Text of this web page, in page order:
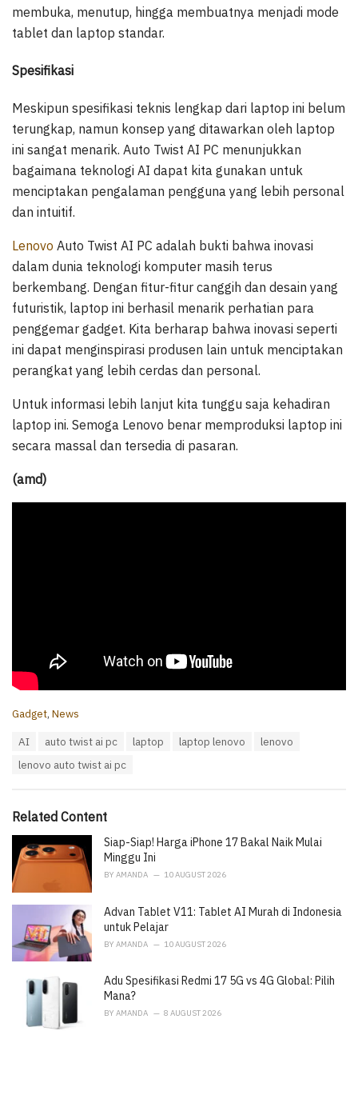
membuka, menutup, hingga membuatnya menjadi mode
tablet dan laptop standar.
Spesifikasi
Meskipun spesifikasi teknis lengkap dari laptop ini belum
terungkap, namun konsep yang ditawarkan oleh laptop
ini sangat menarik. Auto Twist AI PC menunjukkan
bagaimana teknologi AI dapat kita gunakan untuk
menciptakan pengalaman pengguna yang lebih personal
dan intuitif.
Lenovo Auto Twist AI PC adalah bukti bahwa inovasi
dalam dunia teknologi komputer masih terus
berkembang. Dengan fitur-fitur canggih dan desain yang
futuristik, laptop ini berhasil menarik perhatian para
penggemar gadget. Kita berharap bahwa inovasi seperti
ini dapat menginspirasi produsen lain untuk menciptakan
perangkat yang lebih cerdas dan personal.
Untuk informasi lebih lanjut kita tunggu saja kehadiran
laptop ini. Semoga Lenovo benar memproduksi laptop ini
secara massal dan tersedia di pasaran.
(amd)
C
i
Gadget, News
AI auto twist ai pc laptop laptop lenovo
lenovo
lenovo auto twist ai pc
Related Content
Siap-Siap! Harga iPhone 17 Bakal Naik Mulai
Minggu Ini
BY AMANDA 10 AUGUST 2026
Advan Tablet V11: Tablet AI Murah di Indonesia
untuk Pelajar
BY AMANDA 10 AUGUST 2026
Adu Spesifikasi Redmi 17 5G vs 4G Global: Pilih
Mana?
BY AMANDA 8 AUGUST 2026